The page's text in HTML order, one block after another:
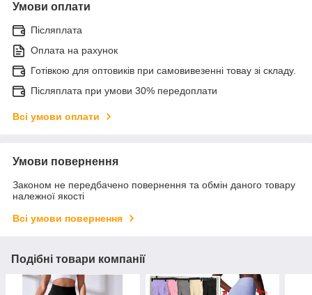
Умови оплати
Післяплата
Оплата на рахунок
Готівкою для оптовиків при самовивезенні товау зі складу.
Післяплата при умови 30% передоплати
Всі умови оплати
Умови повернення
Законом не передбачено повернення та обмін даного товару
належної якості
Всі умови повернення
Подібні товари компанії